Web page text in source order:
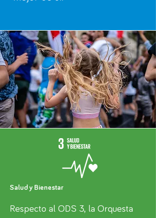
Salud y Bienestar
Respecto al ODS 3, la Orquesta